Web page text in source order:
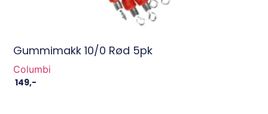
Gummimakk 10/0 Rød 5pk
Columbi
149,-